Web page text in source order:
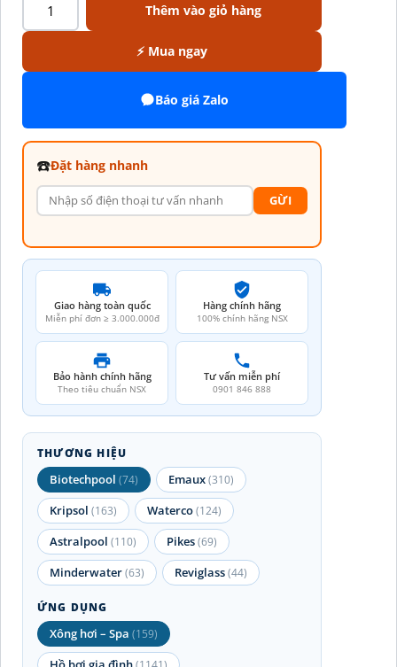
Thêm vào giỏ hàng
⚡ Mua ngay
Báo giá Zalo
☎️Đặt hàng nhanh
GỪI
Giao hàng toàn quốc
Miễn phí đơn ≥ 3.000.000đ
Hàng chính hãng
100% chính hãng NSX
Bảo hành chính hãng
Theo tiêu chuẩn NSX
Tư vấn miễn phí
0901 846 888
THƯƠNG HIỆU
Biotechpool (74) Emaux(310)
Kripsol (163) Waterco(124)
Astralpool (110) Pikes(69)
Minderwater(63) Reviglass(44)
ỨNG DỤNG
Xông hơi – Spa (159)